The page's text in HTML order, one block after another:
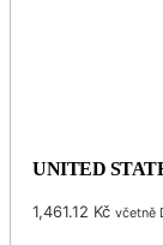
UNITED
1,461.12 Kč včetně